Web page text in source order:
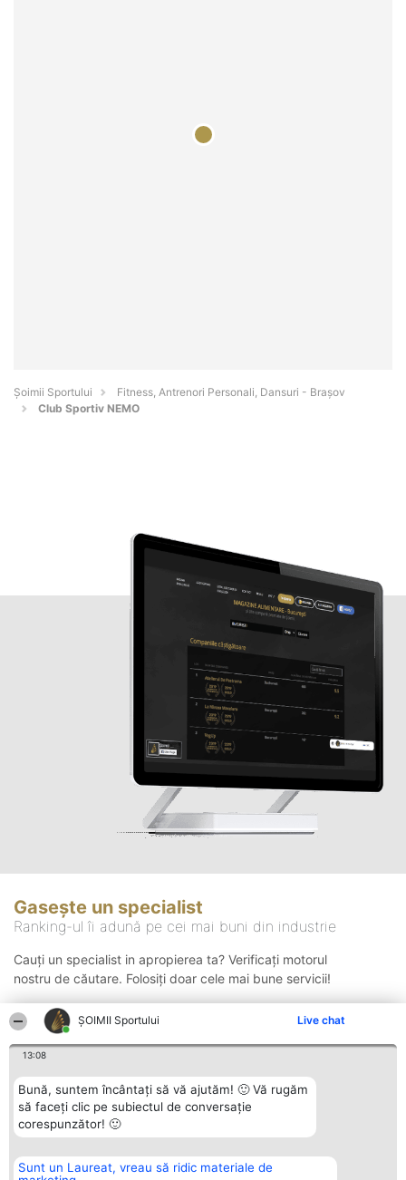
ȘOIMII Sportului Live chat
13:08
Bună, suntem încântați să vă ajutăm! 🙂 Vă rugăm
să faceți clic pe subiectul de conversație
corespunzător! 🙂
Sunt un Laureat, vreau să ridic materiale de
Șoimii Sportului
Fitness, Antrenori Personali, Dansuri - Braşov
Club Sportiv NEMO
Gasește un specialist
Ranking-ul îi adună pe cei mai buni din industrie
Cauți un specialist in apropierea ta? Verificați motorul
nostru de căutare. Folosiți doar cele mai bune servicii!
Organizator Ranking Plebiscyt Contact